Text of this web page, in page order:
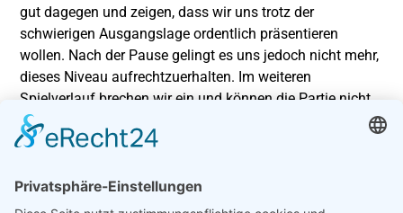
gut dagegen und zeigen, dass wir uns trotz der
schwierigen Ausgangslage ordentlich präsentieren
wollen. Nach der Pause gelingt es uns jedoch nicht mehr,
dieses Niveau aufrechtzuerhalten. Im weiteren
Spielverlauf brechen wir ein und können die Partie nicht
mehr offen halten. So bleibt uns am Ende ein
enttäuschender Ausgang, und wir können die Saison